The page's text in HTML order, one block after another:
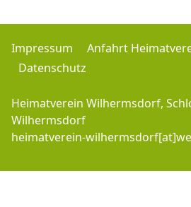
Impressum
Anfahrt
Datenschutz
Heimatverein Wilhermsdorf,
Wilhermsdorf
heimatverein-